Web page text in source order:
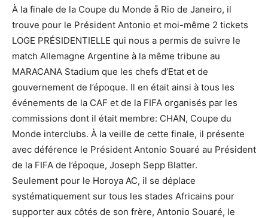
À la finale de la Coupe du Monde å Rio de Janeiro, il
trouve pour le Président Antonio et moi-même 2 tickets
LOGE PRÉSIDENTIELLE qui nous a permis de suivre le
match Allemagne Argentine à la même tribune au
MARACANA Stadium que les chefs d’Etat et de
gouvernement de l’époque. Il en était ainsi à tous les
événements de la CAF et de la FIFA organisés par les
commissions dont il était membre: CHAN, Coupe du
Monde interclubs. À la veille de cette finale, il présente
avec déférence le Président Antonio Souaré au Président
de la FIFA de l’époque, Joseph Sepp Blatter.
Seulement pour le Horoya AC, il se déplace
systématiquement sur tous les stades Africains pour
supporter aux côtés de son frère, Antonio Souaré, le